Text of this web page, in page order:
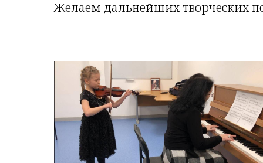
Желаем дальнейших творческих